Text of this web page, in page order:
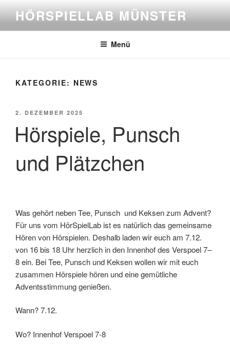
springen
HÖRSPIELLAB MÜNSTER
Menü
KATEGORIE: NEWS
VERÖFFENTLICHT
2. DEZEMBER 2025
Hörspiele, Punsch
und Plätzchen
Was gehört neben Tee, Punsch und Keksen zum Advent?
Für uns vom HörSpielLab ist es natürlich das gemeinsame
Hören von Hörspielen. Deshalb laden wir euch am 7.12.
von 16 bis 18 Uhr herzlich in den Innenhof des Verspoel 7–
8 ein. Bei Tee, Punsch und Keksen wollen wir mit euch
zusammen Hörspiele hören und eine gemütliche
Adventsstimmung genießen.
Wann? 7.12.
Wo? Innenhof Verspoel 7-8